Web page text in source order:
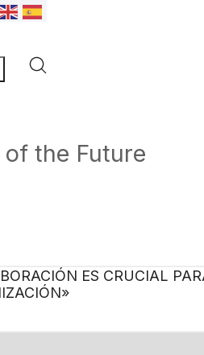
of the Future
ES CRUCIAL